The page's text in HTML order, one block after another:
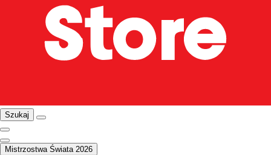
Szukaj
Mistrzostwa Świata 2026